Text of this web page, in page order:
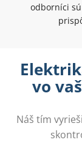
odborníci
vo
Náš tím